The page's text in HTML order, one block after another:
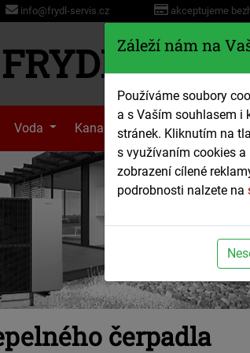
info@frydl-servis.cz akceptujeme
FRYDL Servis
Voda Kanalizace Plyn a Topení
čerpadla
Záleží nám na
Používáme soubory
a s Vaším souhlasem i
stránek. Kliknutím na
s využívaním cookies
zobrazení cílené
podrobnosti nalzete na